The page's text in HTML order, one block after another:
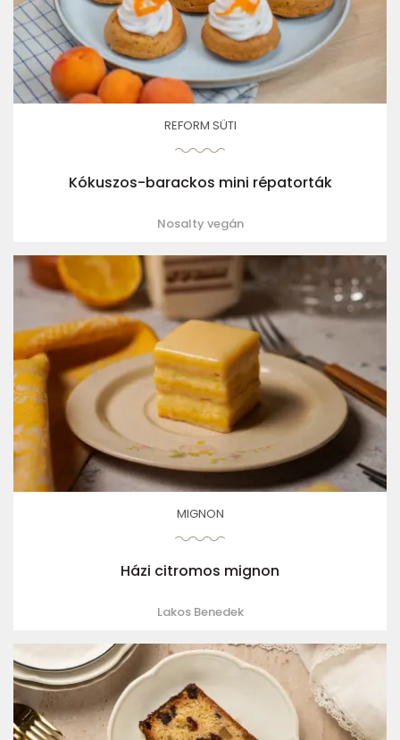
REFORM SÜTI
Kókuszos-barackos mini répatorták
Nosalty vegán
MIGNON
Házi citromos mignon
Lakos Benedek